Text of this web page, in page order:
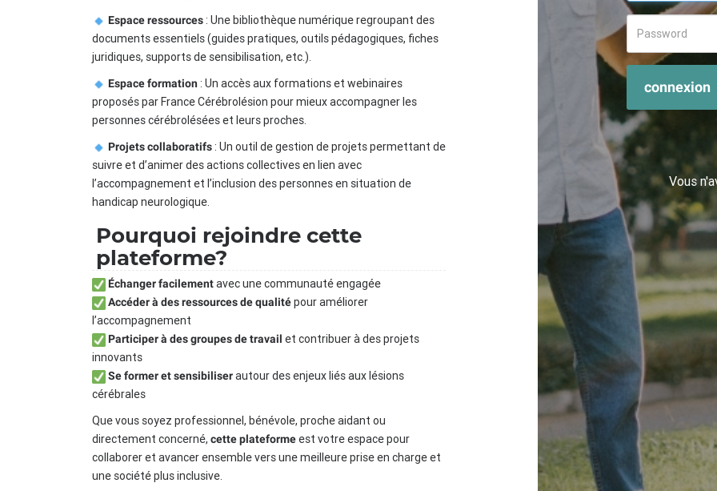
connexion
Vous
Espace ressources: Une bibliothèque numérique regroupant des
documents essentiels (guides pratiques, outils pédagogiques, fiches
juridiques, supports de sensibilisation, etc.).
Espace formation: Un accès aux formations et webinaires
proposés par France Cérébrolésion pour mieux accompagner les
personnes cérébrolésées et leurs proches.
Projets collaboratifs: Un outil de gestion de projets permettant de
suivre et d’animer des actions collectives en lien avec
l’accompagnement et l’inclusion des personnes en situation de
handicap neurologique.
Pourquoi rejoindre cette
plateforme?
Échanger facilementavec une communauté engagée
Accéder à des ressources de qualitépour améliorer
l’accompagnement
Participer à des groupes de travail et contribuer à des projets
innovants
Se former et sensibiliserautour des enjeux liés aux lésions
cérébrales
Que vous soyez professionnel, bénévole, proche aidant ou
directement concerné, cette plateformeest votre espace pour
collaborer et avancer ensemble vers une meilleure prise en charge et
une société plus inclusive.